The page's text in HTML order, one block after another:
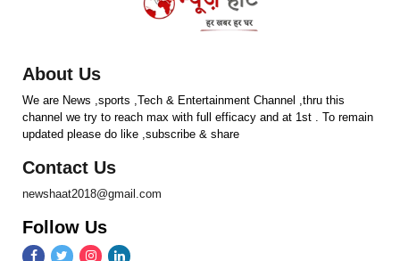
About Us
We are News ,sports ,Tech & Entertainment Channel ,thru this
channel we try to reach max with full efficacy and at 1st . To remain
updated please do like ,subscribe & share
Contact Us
newshaat2018@gmail.com
Follow Us